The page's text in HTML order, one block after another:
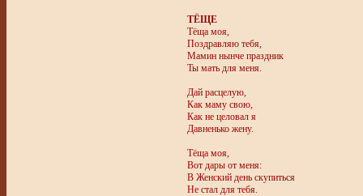
ТЁЩЕ
Тёща моя,
Поздравляю тебя,
Мамин нынче праздник
Ты мать для меня.
Дай расцелую,
Как маму свою,
Как не целовал я
Давненько жену.
Тёща моя,
Вот дары от меня:
В Женский день скупиться
Не стал для тебя.